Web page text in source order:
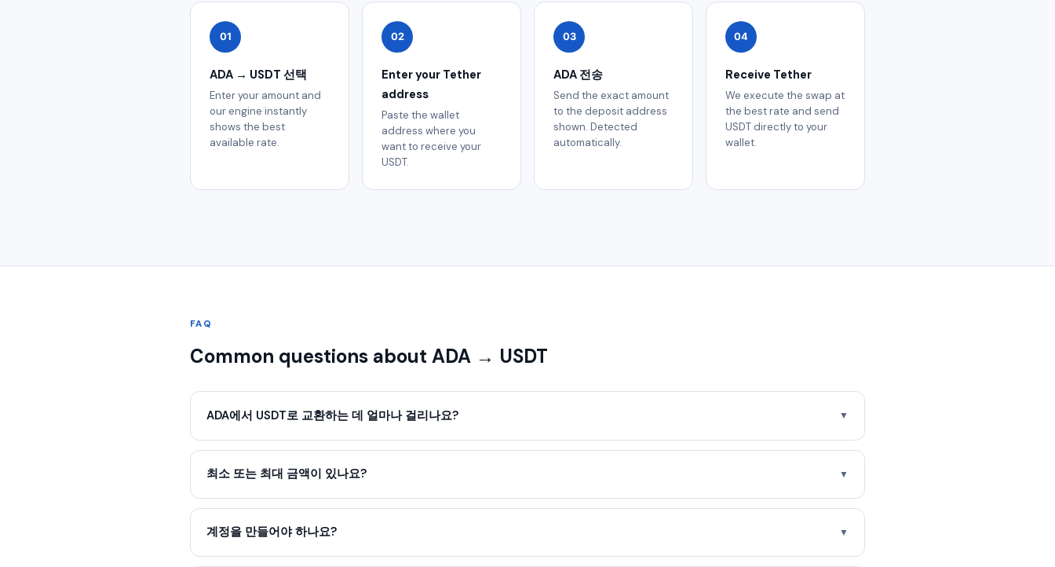
01
ADA → USDT 선택
Enter your amount and
our engine instantly
shows the best
available rate.
02
Enter your Tether
address
Paste the wallet
address where you
want to receive your
USDT.
03
ADA 전송
Send the exact amount
to the deposit address
shown. Detected
automatically.
04
Receive Tether
We execute the swap at
the best rate and send
USDT directly to your
wallet.
FAQ
Common questions about ADA → USDT
ADA에서 USDT로 교환하는 데 얼마나 걸리나요? ▼
최소 또는 최대 금액이 있나요? ▼
계정을 만들어야 하나요? ▼